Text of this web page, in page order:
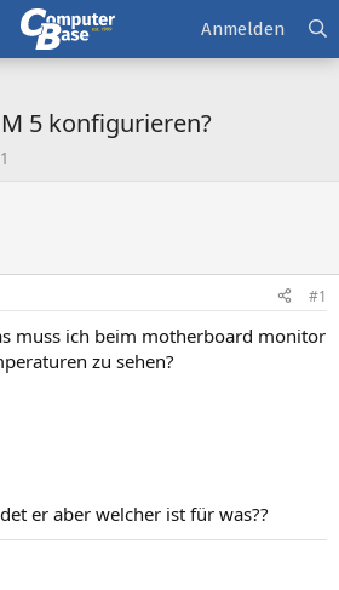
Anmelden
5 konfigurieren?
#1
muss ich beim motherboard monitor
zu sehen?
er aber welcher ist für was??